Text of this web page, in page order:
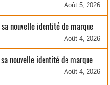
Août 5, 2026
nouvelle identité de marque
Août 4, 2026
nouvelle identité de marque
Août 4, 2026